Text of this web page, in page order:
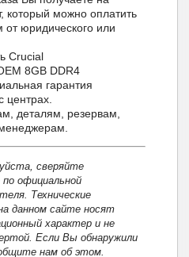
который можно оплатить
юридического или
Crucial
8GB DDR4
гарантия
центрах.
деталям, резервам,
сверяйте
официальной
Технические
данном сайте носят
характер и не
Если Вы обнаружили
нам об этом.